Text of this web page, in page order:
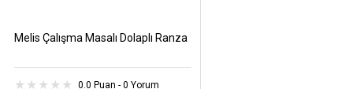
Melis Çalışma Masalı Dolaplı Ranza
0.0 Puan - 0 Yorum